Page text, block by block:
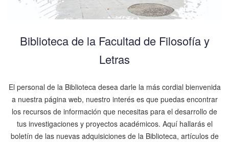
Biblioteca de la Facultad de Filosofía y
Letras
El personal de la Biblioteca desea darle la más cordial bienvenida
a nuestra página web, nuestro interés es que puedas encontrar
los recursos de información que necesitas para el desarrollo de
tus investigaciones y proyectos académicos. Aquí hallarás el
boletín de las nuevas adquisiciones de la Biblioteca, artículos de